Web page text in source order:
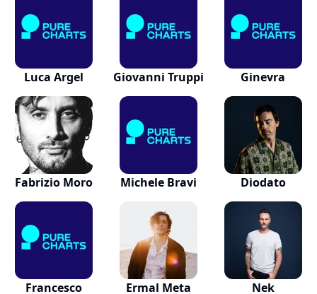
Luca Argel Giovanni Truppi Ginevra
Fabrizio Moro Michele Bravi Diodato
Francesco
Ermal Meta Nek